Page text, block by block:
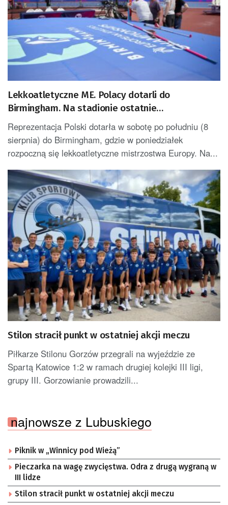
Lekkoatletyczne ME. Polacy dotarli do
Birmingham. Na stadionie ostatnie
przygotowania
Reprezentacja Polski dotarła w sobotę po południu (8
sierpnia) do Birmingham, gdzie w poniedziałek
rozpoczną się lekkoatletyczne mistrzostwa Europy. Na...
Stilon stracił punkt w ostatniej akcji meczu
Piłkarze Stilonu Gorzów przegrali na wyjeździe ze
Spartą Katowice 1:2 w ramach drugiej kolejki III ligi,
grupy III. Gorzowianie prowadzili...
najnowsze z Lubuskiego
Piknik w „Winnicy pod Wieżą”
Pieczarka na wagę zwycięstwa. Odra z drugą wygraną w
III lidze
Stilon stracił punkt w ostatniej akcji meczu